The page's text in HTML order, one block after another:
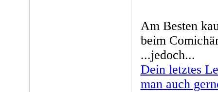
Am Besten
beim
...jedoch...
Dein letztes
man auch